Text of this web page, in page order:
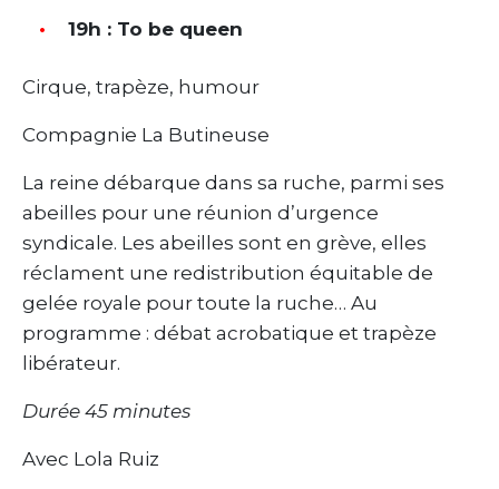
19h : To be queen
Cirque, trapèze, humour
Compagnie La Butineuse
La reine débarque dans sa ruche, parmi ses
abeilles pour une réunion d’urgence
syndicale. Les abeilles sont en grève, elles
réclament une redistribution équitable de
gelée royale pour toute la ruche… Au
programme : débat acrobatique et trapèze
libérateur.
Durée 45 minutes
Avec Lola Ruiz